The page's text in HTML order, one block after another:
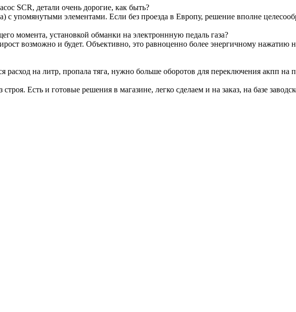
SCR, детали очень дорогие, как быть?
упомянутыми элементами. Если без проезда в Европу, решение вполне
момента, установкой обманки на электроннную педаль газа?
возможно и будет. Объективно, это равноценно более энергичному нажатию
расход на литр, пропала тяга, нужно больше оборотов для переключения акпп на
Есть и готовые решения в магазине, легко сделаем и на заказ, на базе